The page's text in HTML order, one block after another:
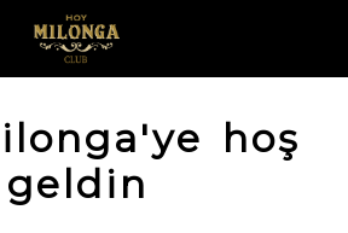
hoş
geldin